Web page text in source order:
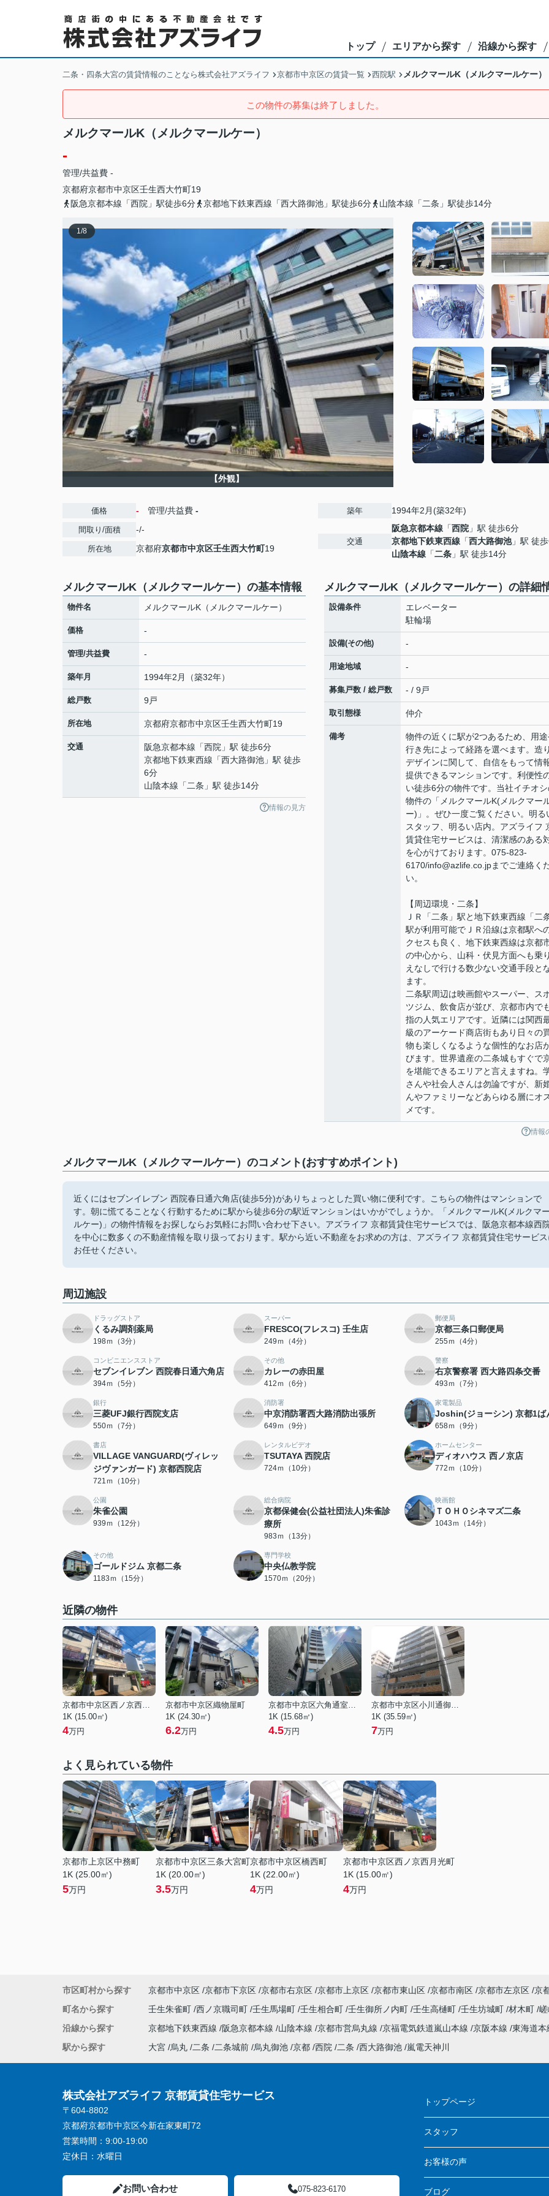
トップ エリアから探す 沿線から探す
二条・四条大宮の賃貸情報のことなら株式会社アズライフ 京都市中京区の賃貸一覧 西院駅 メルクマールK（メルクマールケー）
この物件の募集は終了しました。
メルクマールK（メルクマールケー）
-
管理/共益費 -
京都府京都市中京区壬生西大竹町19
阪急京都本線「西院」駅徒歩6分
京都地下鉄東西線「西大路御池」駅徒歩6分 山陰本線「二条」駅徒歩14分
1/8
【外観】
価格 - 管理/共益費 -
間取り/面積 -/-
所在地 京都府京都市中京区壬生西大竹町19
築年 1994年2月(築32年)
交通
阪急京都本線 「西院 」駅 徒歩6分
京都地下鉄東西線 「西大路御池」駅 徒
山陰本線 「二条 」駅 徒歩14分
メルクマールK（メルクマールケー）の基本情報
物件名 メルクマールK（メルクマールケー）
価格 -
管理/共益費 -
築年月 1994年2月（築32年）
総戸数 9戸
所在地 京都府京都市中京区壬生西大竹町19
交通 阪急京都本線 「西院 」駅 徒歩6分
京都地下鉄東西線 「西大路御池 」駅 徒歩
6分
山陰本線 「 二条 」駅 徒歩14分
情報の見方
メルクマールK（メルクマールケー）の詳細
設備条件
エレベーター
駐輪場
設備(その他) -
用途地域 -
募集戸数 / 総戸数 - / 9戸
取引態様 仲介
備考
物件の近くに駅が2つあるため、用
行き先によって経路を選べます。造
デザインに関して、自信をもって情
提供できるマンションです。利便性
い徒歩6分の物件です。当社イチオ
物件の「メルクマールK(メルクマー
ー)」。ぜひ一度ご覧ください。明る
スタッフ、明るい店内。アズライフ
賃貸住宅サービスは、清潔感のある
を心がけております。075-823-
6170/info@azlife.co.jpまでご連絡く
い。
【周辺環境・二条】
ＪＲ「二条」駅と地下鉄東西線「二
駅が利用可能でＪＲ沿線は京都駅へ
クセスも良く、地下鉄東西線は京都
の中心から、山科・伏見方面へも乗
えなしで行ける数少ない交通手段と
ます。
二条駅周辺は映画館やスーパー、ス
ツジム、飲食店が並び、京都市内で
指の人気エリアです。近隣には関西
級のアーケード商店街もあり日々の
物も楽しくなるような個性的なお店
びます。世界遺産の二条城もすぐで
を堪能できるエリアと言えますね。
さんや社会人さんは勿論ですが、新
んやファミリーなどあらゆる層にオ
メです。
情報
メルクマールK（メルクマールケー）のコメント(おすすめポイント)
近くにはセブンイレブン 西院春日通六角店(徒歩5分)がありちょっとした買い物に便利です。こちらの物件はマンションで
す。朝に慌てることなく行動するために駅から徒歩6分の駅近マンションはいかがでしょうか。「メルクマールK(メルクマ
ルケー)」の物件情報をお探しならお気軽にお問い合わせ下さい。アズライフ 京都賃貸住宅サービスでは、阪急京都本線西
を中心に数多くの不動産情報を取り扱っております。駅から近い不動産をお求めの方は、アズライフ 京都賃貸住宅サービ
お任せください。
周辺施設
ドラッグストア
くるみ調剤薬局
198ｍ（3分）
スーパー
FRESCO(フレスコ) 壬生店
249ｍ（4分）
郵便局
京都三条口郵便局
255ｍ（4分）
コンビニエンスストア
セブンイレブン 西院春日通六角店
394ｍ（5分）
その他
カレーの赤田屋
412ｍ（6分）
警察
右京警察署 西大路四条交番
493ｍ（7分）
銀行
三菱UFJ銀行西院支店
550ｍ（7分）
消防署
中京消防署西大路消防出張所
649ｍ（9分）
家電製品
Joshin(ジョーシン) 京都1ば
658ｍ（9分）
書店
VILLAGE VANGUARD(ヴィレッ
ジヴァンガード) 京都西院店
721ｍ（10分）
レンタルビデオ
TSUTAYA 西院店
724ｍ（10分）
ホームセンター
ディオハウス 西ノ京店
772ｍ（10分）
公園
朱雀公園
939ｍ（12分）
総合病院
京都保健会(公益社団法人)朱雀診
療所
983ｍ（13分）
映画館
ＴＯＨＯシネマズ二条
1043ｍ（14分）
その他
ゴールドジム 京都二条
1183ｍ（15分）
専門学校
中央仏教学院
1570ｍ（20分）
近隣の物件
京都市中京区西ノ京西月光町
1K (15.00㎡)
4万円
京都市中京区織物屋町
1K (24.30㎡)
6.2万円
京都市中京区六角通室町西入玉蔵町
1K (15.68㎡)
4.5万円
京都市中京区小川通御池上る下古城町
1K (35.59㎡)
7万円
よく見られている物件
京都市上京区中務町
1K (25.00㎡)
5万円
京都市中京区三条大宮町
1K (20.00㎡)
3.5万円
京都市中京区橋西町
1K (22.00㎡)
4万円
京都市中京区西ノ京西月光町
1K (15.00㎡)
4万円
市区町村から探す 京都市中京区 京都市下京区 京都市右京区 京都市上京区 京都市東山区 京都市南区 京都市左京区 京
町名から探す
壬生朱雀町 西ノ京職司町 壬生馬場町 壬生相合町 壬生御所ノ内町 壬生高樋町 壬生坊城町 材木町
沿線から探す
京都地下鉄東西線 阪急京都本線 山陰本線 京都市営烏丸線 京福電気鉄道嵐山本線 京阪本線 東海道
駅から探す
大宮 烏丸 二条 二条城前 烏丸御池 京都 西院 二条 西大路御池 嵐電天神川
株式会社アズライフ 京都賃貸住宅サービス
〒604-8802
京都府京都市中京区今新在家東町72
営業時間： 9:00-19:00
定休日： 水曜日
お問い合わせ 075-823-6170
トップページ
スタッフ
お客様の声
ブログ